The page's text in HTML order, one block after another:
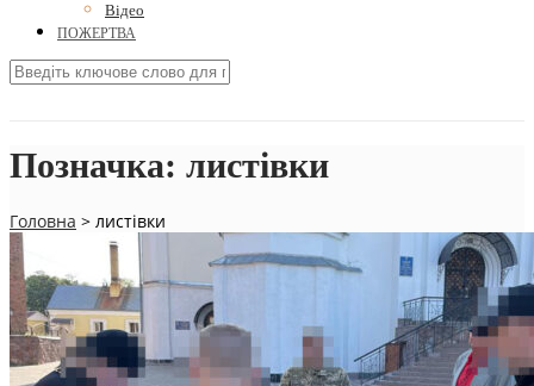
Відео
ПОЖЕРТВА
Позначка: листівки
Головна > листівки